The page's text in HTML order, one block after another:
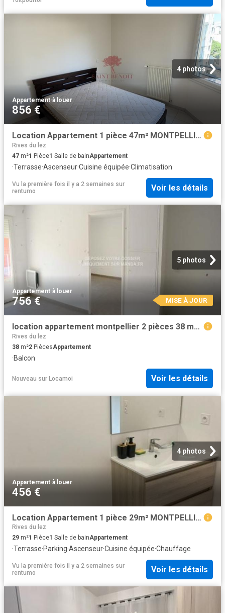
4 photos
Appartement·à louer
856 €
Location Appartement 1 pièce 47m² MONTPELLIER 34000
Rives du lez
47 m²1 Pièce1 Salle de bainAppartement
·Terrasse·Ascenseur·Cuisine équipée·Climatisation
Vu la première fois il y a 2 semaines sur
rentumo
Voir les détails
5 photos
Appartement·à louer
756 € MISE À JOUR
location appartement montpellier 2 pièces 38 m2 herault 34090 756 € / mois
Rives du lez
38 m²2 PiècesAppartement
·Balcon
Nouveau sur Locamoi Voir les détails
4 photos
Appartement·à louer
456 €
Location Appartement 1 pièce 29m² MONTPELLIER 34000
Rives du lez
29 m²1 Pièce1 Salle de bainAppartement
·Terrasse·Parking·Ascenseur·Cuisine équipée·Chauffage
Vu la première fois il y a 2 semaines sur
rentumo
Voir les détails